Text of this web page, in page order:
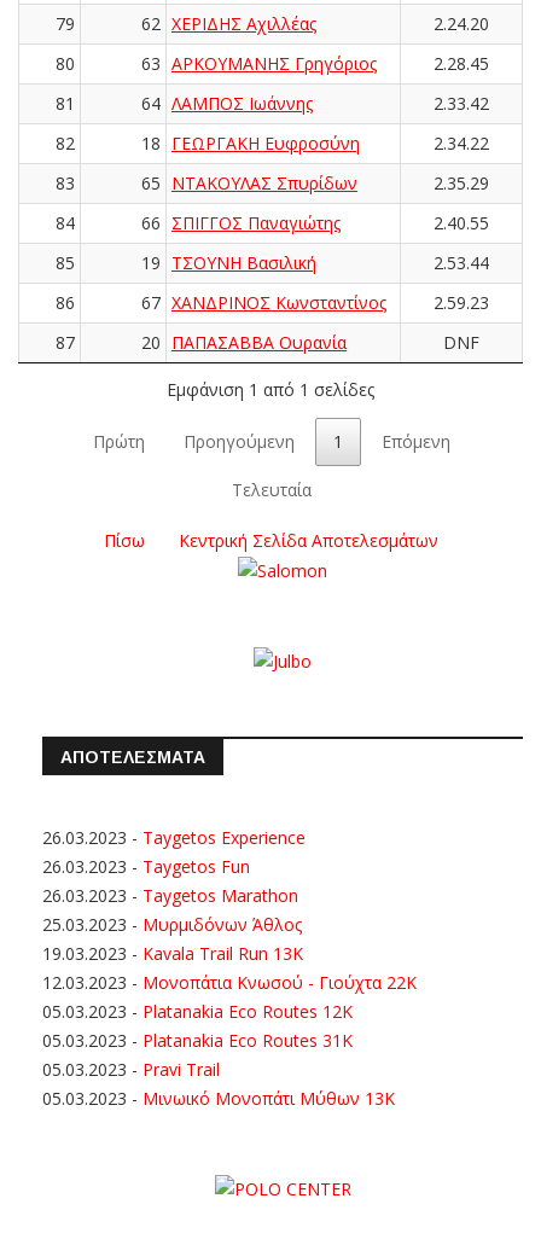
79
62 ΧΕΡΙΔΗΣ Αχιλλέας
2.24.20
80
63 ΑΡΚΟΥΜΑΝΗΣ Γρηγόριος
2.28.45
81
64 ΛΑΜΠΟΣ Ιωάννης
2.33.42
82
18 ΓΕΩΡΓΑΚΗ Ευφροσύνη
2.34.22
83
65 ΝΤΑΚΟΥΛΑΣ Σπυρίδων
2.35.29
84
66 ΣΠΙΓΓΟΣ Παναγιώτης
2.40.55
85
19 ΤΣΟΥΝΗ Βασιλική
2.53.44
86
67 ΧΑΝΔΡΙΝΟΣ Κωνσταντίνος
2.59.23
87
20 ΠΑΠΑΣΑΒΒΑ Ουρανία DNF
Εμφάνιση 1 από 1 σελίδες
Πρώτη Προηγούμενη 1 Επόμενη
Τελευταία
Πίσω Κεντρική Σελίδα Αποτελεσμάτων
ΑΠΟΤΕΛΕΣΜΑΤΑ
26.03.2023 - Taygetos Experience
26.03.2023 - Taygetos Fun
26.03.2023 - Taygetos Marathon
25.03.2023 - Μυρμιδόνων Άθλος
19.03.2023 - Kavala Trail Run 13K
12.03.2023 - Μονοπάτια Κνωσού - Γιούχτα 22Κ
05.03.2023 - Platanakia Eco Routes 12K
05.03.2023 - Platanakia Eco Routes 31K
05.03.2023 - Pravi Trail
05.03.2023 - Μινωικό Μονοπάτι Μύθων 13Κ